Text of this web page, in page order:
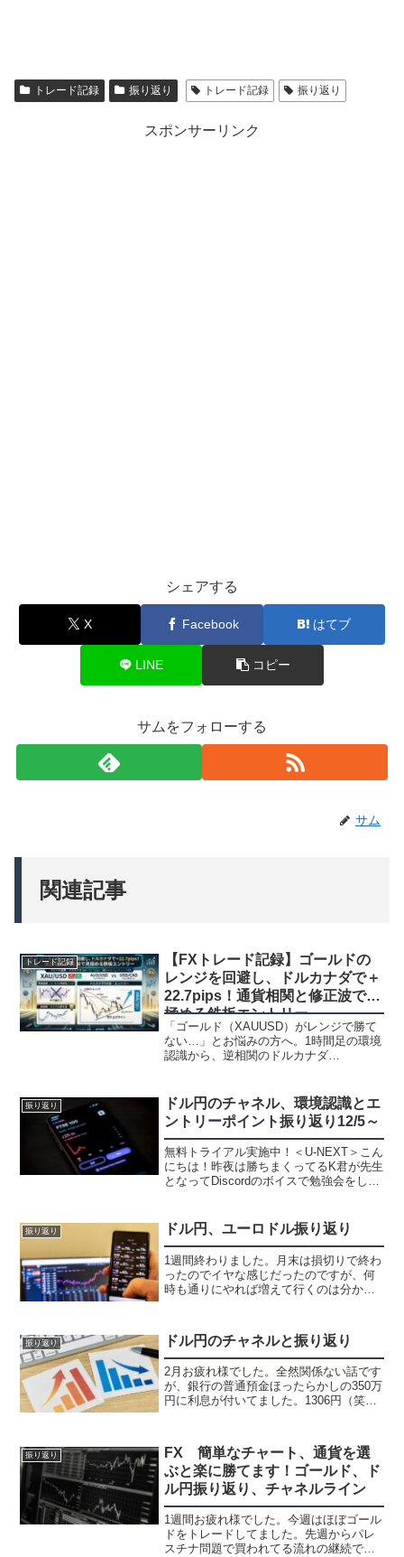
トレード記録 振り返り トレード記録 振り返り
スポンサーリンク
シェアする
X Facebook はてブ
LINE コピー
サムをフォローする
サム
関連記事
トレード記録
【FXトレード記録】ゴールドの
レンジを回避し、ドルカナダで＋
22.7pips！通貨相関と修正波で見
極める鉄板エントリー
「ゴールド（XAUUSD）がレンジで勝て
ない…」とお悩みの方へ。1時間足の環境
認識から、逆相関のドルカナダ
足・5分足のMA反発と切り上げライン抜
けを使った、シンプルかつ高勝率なエン
トリー根拠を画像付きで詳しく解説しま
す。
振り返り
ドル円のチャネル、環境認識とエ
ントリーポイント振り返り12/5～
無料トライアル実施中！＜U-NEXT＞こん
にちは！昨夜は勝ちまくってるK君が先生
となってDiscordのボイスで勉強会をしま
す。笑見てるポイントが違ってたり、感
覚的なも...
振り返り ドル円、ユーロドル振り返り
1週間終わりました。月末は損切りで終わ
ったのでイヤな感じだったのですが、何
時も通りにやれば増えて行くのは分かっ
イングから長期でしっかり握ってます。
FXは握れないのに株は...
振り返り ドル円のチャネルと振り返り
2月お疲れ様でした。全然関係ない話です
が、銀行の普通預金ほったらかしの350万
円に利息が付いてました。1306円（笑）
期国債ファンドって2.5%位はあったよぁ
～とか...
振り返り
FX 簡単なチャート、通貨を選
ぶと楽に勝てます！ゴールド、ド
ル円振り返り、チャネルライン
1週間お疲れ様でした。今週はほぼゴール
ドをトレードしてました。先週からパレ
スチナ問題で買われてる流れの継続で上